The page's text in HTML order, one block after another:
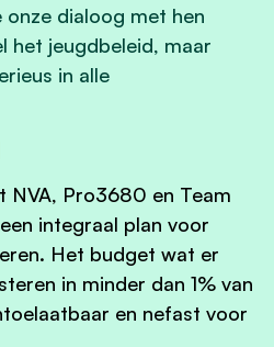
dialoog met hen
het jeugdbeleid, maar
in alle
NVA, Pro3680 en Team
integraal plan voor
Het budget wat er
in minder dan 1% van
en nefast voor